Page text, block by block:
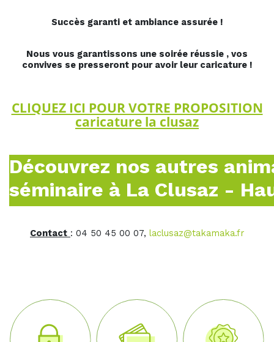
Succès garanti et ambiance assurée !
Nous vous garantissons une soirée réussie , vos
convives se presseront pour avoir leur caricature !
CLIQUEZ ICI POUR VOTRE PROPOSITION
caricature la clusaz
Découvrez nos autres
séminaire à La Clusaz -
Contact : 04 50 45 00 07, laclusaz@takamaka.fr